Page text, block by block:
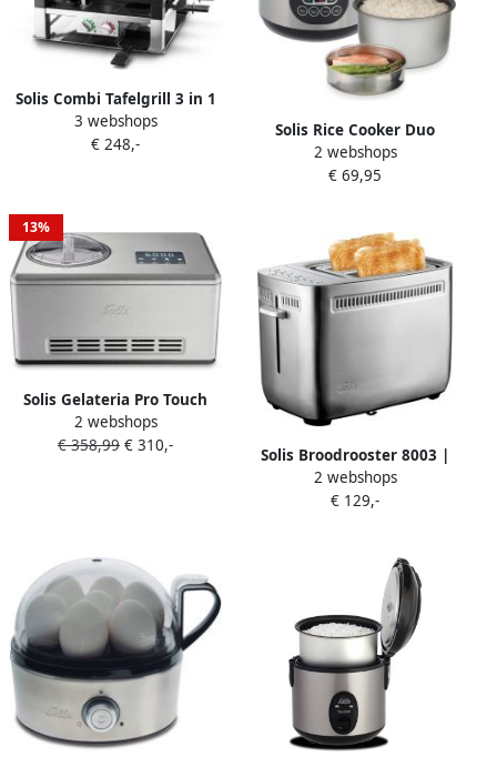
Solis Combi Tafelgrill 3 in 1
796 Gourmetstel 8 Personen
Fondue Raclette & Grill
3 webshops
€ 248,-
Solis Rice Cooker Duo
Programm (Type 817) |
Stoom- en Kookapparaten |
2 webshops
€ 69,95
13%
Solis Gelateria Pro Touch
8502 IJsmachine Zelf
Vriezend Ice Cream
2 webshops
€ 358,99 € 310,-
Solis Broodrooster 8003 |
Broodroosters |
Keuken&Koken
2 webshops
€ 129,-